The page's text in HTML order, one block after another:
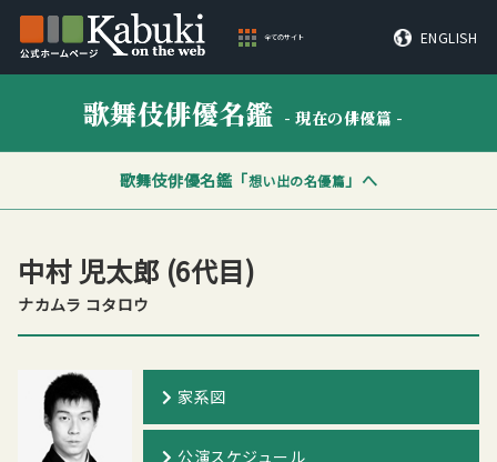
全てのサイト ENGLISH
歌舞伎俳優名鑑 - 現在の俳優篇 -
歌舞伎俳優名鑑「想い出の名優篇」へ
中村 児太郎 (6代目)
ナカムラ コタロウ
家系図
公演スケジュール